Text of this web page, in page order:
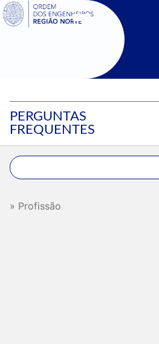
SIGOE
PERGUNTAS
FREQUENTES
Profissão